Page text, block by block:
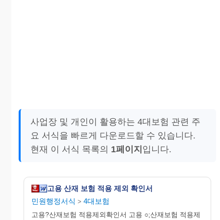
사업장 및 개인이 활용하는 4대보험 관련 주
요 서식을 빠르게 다운로드할 수 있습니다.
현재 이 서식 목록의 1페이지 입니다.
고용 산재 보험 적용 제외 확인서
민원행정서식 > 4대보험
고용?산재보험 적용제외확인서 고용 ○;산재보험 적용제